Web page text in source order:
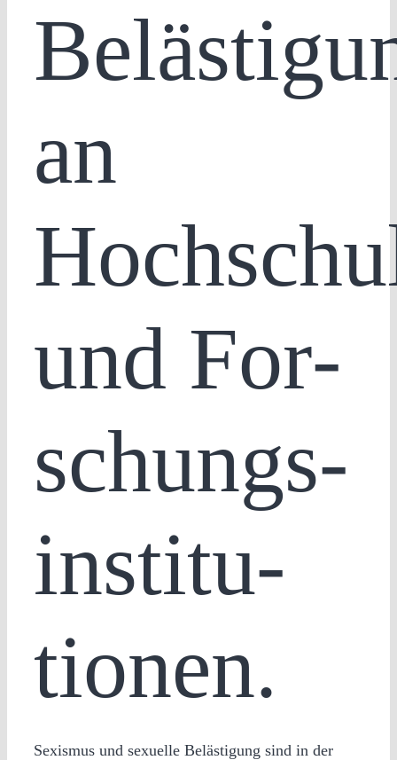
an
und For­
schungs­
in­sti­tu­
tio­nen.
Sexismus und sexuelle Belästigung sind in der